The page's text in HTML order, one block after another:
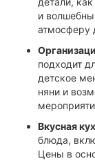
и
атмосферу
подходит
детское
няни и
Вкусная
блюда,
Цены в